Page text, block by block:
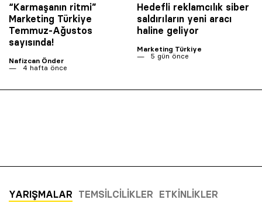
“Karmaşanın ritmi”
Marketing Türkiye
Temmuz-Ağustos
sayısında!
Nafizcan Önder
4 hafta önce
Hedefli reklamcılık siber
saldırıların yeni aracı
haline geliyor
Marketing Türkiye
5 gün önce
YARIŞMALAR TEMSILCILIKLER ETKINLIKLER